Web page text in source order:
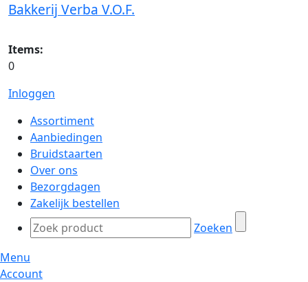
Bakkerij Verba V.O.F.
Items:
0
Inloggen
Assortiment
Aanbiedingen
Bruidstaarten
Over ons
Bezorgdagen
Zakelijk bestellen
Zoeken
Menu
Account